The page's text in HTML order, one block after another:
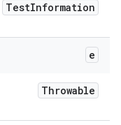
TestInformation
e
Throwable